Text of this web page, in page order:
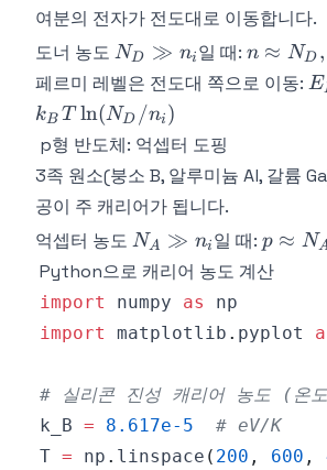
여분의 전자가 전도대로 이동합니다.
도너 농도 N_D
\gg
n_i
ND ≫ ni 일 때: n \approx
N_D,
p
n ≈ ND ,
페르미 레벨은 전도대 쪽으로 이동: E
kB T ln(ND /ni )
p형 반도체: 억셉터 도핑
3족 원소(붕소 B, 알루미늄 Al, 갈륨
공이 주 캐리어가 됩니다.
억셉터 농도 N_A
\gg
n_i
NA ≫ ni 일 때: p
N_A,
n
{N_A}
p ≈ N
Python으로 캐리어 농도 계산
import numpy as
import
matplotlib . pyplot
# 실리콘 진성 캐리어 농도 (온
k_B = 8.617e-5
# eV/K
T = np . linspace ( 200 , 600 ,